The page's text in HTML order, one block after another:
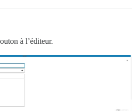
à l’éditeur.